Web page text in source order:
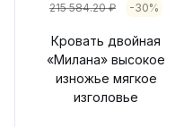
215 584.20 ₽ -30%
Кровать двойная
«Милана» высокое
изножье мягкое
изголовье